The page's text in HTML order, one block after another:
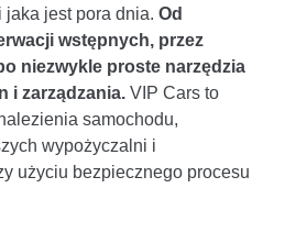
jest pora dnia. Od
wstępnych, przez
niezwykle proste narzędzia
i zarządzania. VIP Cars to
samochodu,
wypożyczalni i
użyciu bezpiecznego procesu